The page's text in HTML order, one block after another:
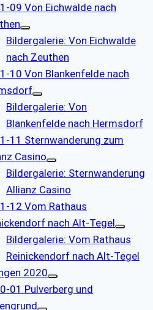
09 Von Eichwalde nach
Bildergalerie: Von Eichwalde
nach Zeuthen
10 Von Blankenfelde nach
Bildergalerie: Von
Blankenfelde nach Hermsdorf
11 Sternwanderung zum
Casino
Bildergalerie: Sternwanderung
Allianz Casino
12 Vom Rathaus
nach Alt-Tegel
Bildergalerie: Vom Rathaus
Reinickendorf nach Alt-Tegel
2020
01 Pulverberg und